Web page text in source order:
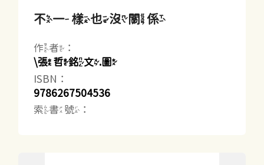
不一樣也沒關係
作者：
\張哲銘文.圖
ISBN：
9786267504536
索書號：